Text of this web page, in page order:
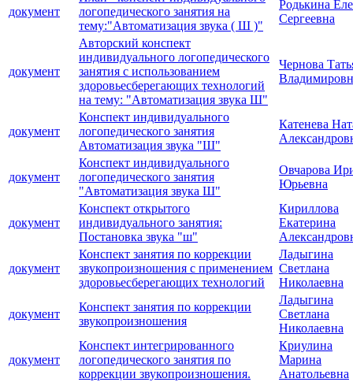
документ
логопедического занятия на
тему:"Автоматизация звука ( Ш )"
Родькина
Сергеевна
документ
Авторский конспект
индивидуального логопедического
занятия с использованием
здоровьесберегающих технологий
на тему: "Автоматизация звука Ш"
Чернова
документ
Конспект индивидуального
логопедического занятия
Автоматизация звука "Ш"
Катенева
документ
Конспект индивидуального
логопедического занятия
"Автоматизация звука Ш"
Овчарова
Юрьевна
документ
Конспект открытого
индивидуального занятия:
Постановка звука "ш"
Кириллова
Екатерина
документ
Конспект занятия по коррекции
звукопроизношения с применением
здоровьесберегающих технологий
Ладыгина
Светлана
Николаевна
документ
Конспект занятия по коррекции
звукопроизношения
Ладыгина
Светлана
Николаевна
документ
Конспект интегрированного
логопедического занятия по
коррекции звукопроизношения.
Криулина
Марина
Анатольевна